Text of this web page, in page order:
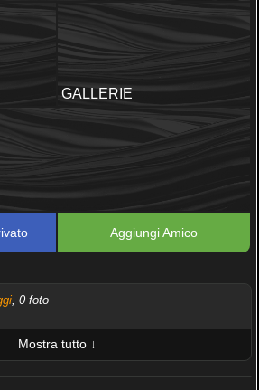
GALLERIE
Aggiungi Amico
, 0 foto
Mostra tutto ↓
ULTIME 10 FOTO PUBBLICATE